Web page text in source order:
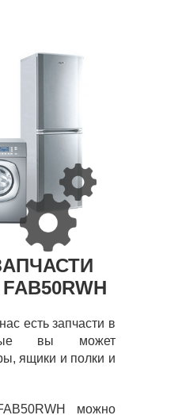
есть запчасти в
вы может
ящики и полки и
можно